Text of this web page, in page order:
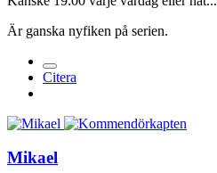
Är ganska nyfiken på serien.
Citera
Mikael